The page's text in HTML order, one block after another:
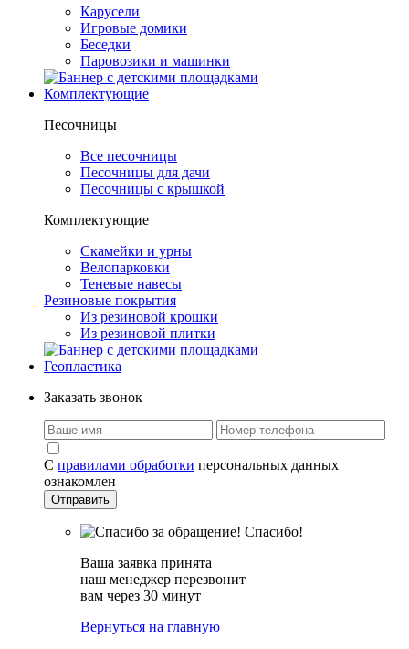
Карусели
Игровые домики
Беседки
Паровозики и машинки
Комплектующие
Песочницы
Все песочницы
Песочницы для дачи
Песочницы с крышкой
Комплектующие
Скамейки и урны
Велопарковки
Теневые навесы
Резиновые покрытия
Из резиновой крошки
Из резиновой плитки
Геопластика
Заказать звонок
С правилами обработки персональных данных
ознакомлен
Спасибо!
Ваша заявка принята
наш менеджер перезвонит
вам через 30 минут
Вернуться на главную